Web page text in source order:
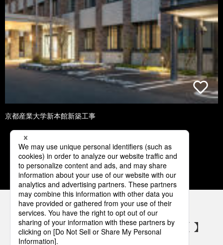
京都産業大学新本館新築工事
1 2 3 4 5
パナソニックの電気設備 SNSアカウント